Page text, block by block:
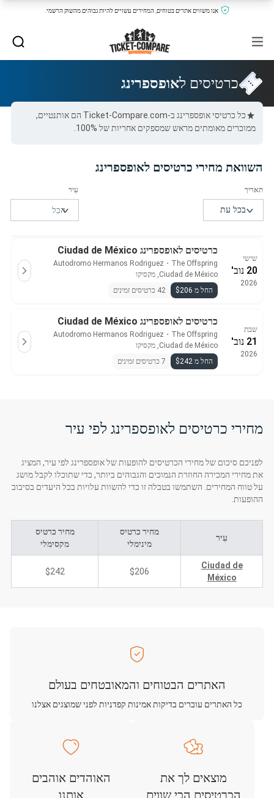
אנו משווים אתרים בטוחים, המחירים עשויים להיות גבוהים מהשוק הרשמי.
כרטיסים לאופספרינג
כל כרטיסי אופספרינג ב-Ticket-Compare.com הם אותנטיים,
ממוכרים מאומתים מראש שמספקים אחריות של 100%.
השוואת מחירי כרטיסים לאופספרינג
שישי
20 נוב'
2026
כרטיסים לאופספרינג Ciudad de México
The Offspring
・
Autodromo Hermanos Rodriguez
Ciudad de México, מקסיקו
החל מ $206
42 כרטיסים זמינים
שבת
21 נוב'
2026
כרטיסים לאופספרינג Ciudad de México
The Offspring
・
Autodromo Hermanos Rodriguez
Ciudad de México, מקסיקו
החל מ $242
7 כרטיסים זמינים
מחירי כרטיסים לאופספרינג לפי עיר
לפניכם סיכום של מחירי הכרטיסים להופעות של אופספרינג לפי עיר, המציג
את מחירי המכירה החוזרת הנמוכים והגבוהים ביותר, כדי שתוכלו לקבל מושג
על טווח המחירים. השתמשו בטבלה זו כדי להשוות עלויות בכל היעדים בסיבוב
ההופעות.
עִיר
מחיר כרטיס
מינימלי
מחיר כרטיס
מקסימלי
Ciudad de
México
$206
$242
האתרים הבטוחים והמאובטחים בעולם
כל האתרים עוברים בדיקות אמינות קפדניות לפני שמוצגים אצלנו
מוצאים לך את
הכרטיסים הכי שווים
האוהדים אוהבים
אותנו